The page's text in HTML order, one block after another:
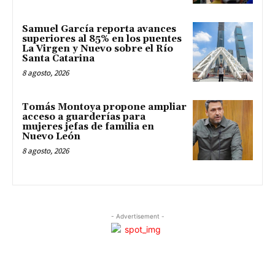
Samuel García reporta avances
superiores al 85% en los puentes
La Virgen y Nuevo sobre el Río
Santa Catarina
8 agosto, 2026
Tomás Montoya propone ampliar
acceso a guarderías para
mujeres jefas de familia en
Nuevo León
8 agosto, 2026
- Advertisement -